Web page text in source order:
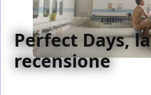
Perfect Days, la
recensione